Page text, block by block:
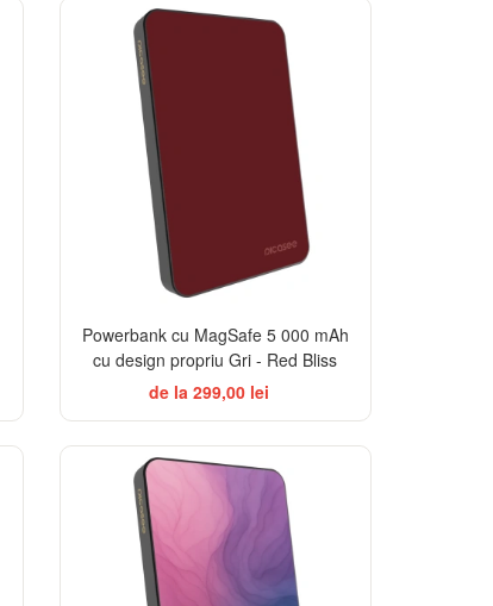
Powerbank cu MagSafe 5 000 mAh
cu design propriu Gri - Red Bliss
de la 299,00 lei